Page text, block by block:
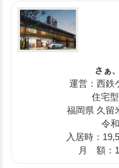
さぁ
運営：西鉄
住宅
福岡県 久留
令
入居時：
月 額：